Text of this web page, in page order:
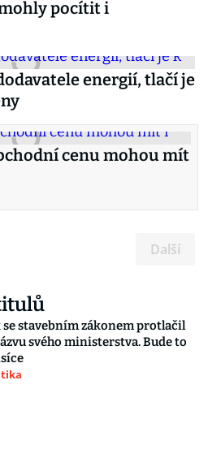
pocítit i
energií, tlačí je
cenu mohou mít
Další
stavebním zákonem protlačil
svého ministerstva. Bude to